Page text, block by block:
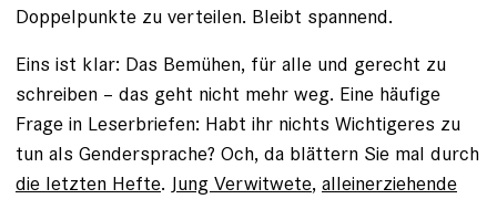
Doppelpunkte zu verteilen. Bleibt spannend.
Eins ist klar: Das Bemühen, für alle und gerecht zu
schreiben – das geht nicht mehr weg. Eine häufige
Frage in Leser­briefen: Habt ihr nichts Wichtigeres zu
tun als Gendersprache? Och, da blättern Sie mal durch
die letzten Hefte. Jung Verwitwete, alleinerziehende